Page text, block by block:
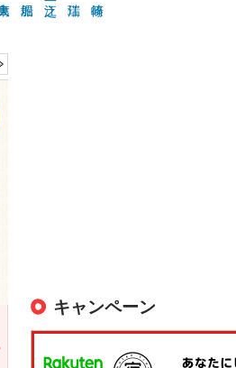
キャンペーン